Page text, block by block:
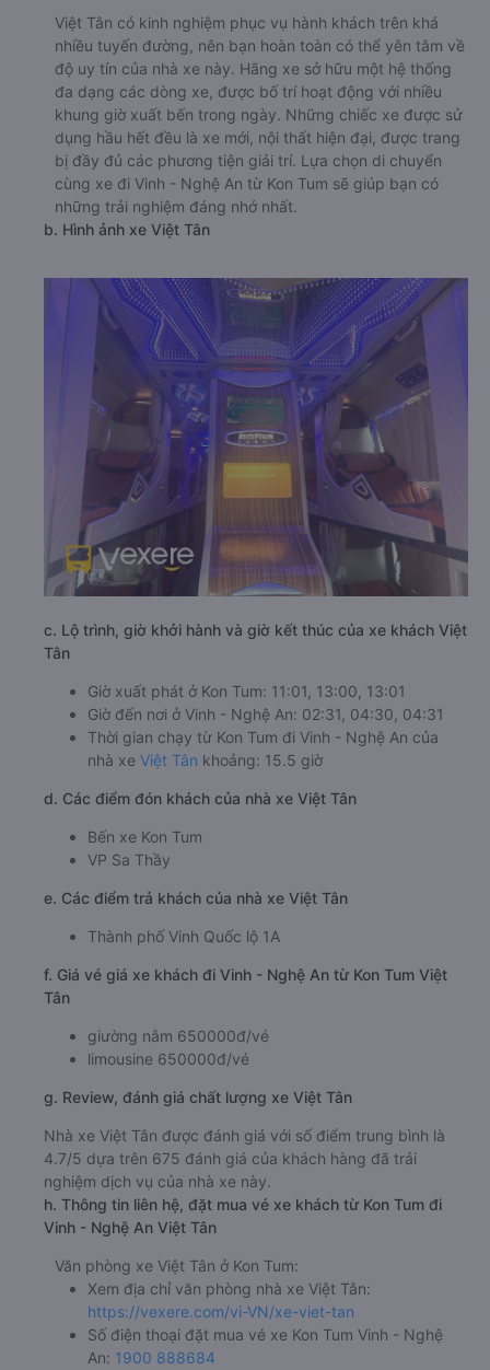
Việt Tân có kinh nghiệm phục vụ hành khách trên khá
nhiều tuyến đường, nên bạn hoàn toàn có thể yên tâm về
độ uy tín của nhà xe này. Hãng xe sở hữu một hệ thống
đa dạng các dòng xe, được bố trí hoạt động với nhiều
khung giờ xuất bến trong ngày. Những chiếc xe được sử
dụng hầu hết đều là xe mới, nội thất hiện đại, được trang
bị đầy đủ các phương tiện giải trí. Lựa chọn di chuyển
cùng xe đi Vinh - Nghệ An từ Kon Tum sẽ giúp bạn có
những trải nghiệm đáng nhớ nhất.
b. Hình ảnh xe Việt Tân
c. Lộ trình, giờ khởi hành và giờ kết thúc của xe khách Việt
Tân
Giờ xuất phát ở Kon Tum: 11:01, 13:00, 13:01
Giờ đến nơi ở Vinh - Nghệ An: 02:31, 04:30, 04:31
Thời gian chạy từ Kon Tum đi Vinh - Nghệ An của
nhà xe Việt Tân khoảng: 15.5 giờ
d. Các điểm đón khách của nhà xe Việt Tân
Bến xe Kon Tum
VP Sa Thầy
e. Các điểm trả khách của nhà xe Việt Tân
Thành phố Vinh Quốc lộ 1A
f. Giá vé giá xe khách đi Vinh - Nghệ An từ Kon Tum Việt
Tân
giường nằm 650000đ/vé
limousine 650000đ/vé
g. Review, đánh giá chất lượng xe Việt Tân
Nhà xe Việt Tân được đánh giá với số điểm trung bình là
4.7/5 dựa trên 675 đánh giá của khách hàng đã trải
nghiệm dịch vụ của nhà xe này.
h. Thông tin liên hệ, đặt mua vé xe khách từ Kon Tum đi
Vinh - Nghệ An Việt Tân
Văn phòng xe Việt Tân ở Kon Tum:
Xem địa chỉ văn phòng nhà xe Việt Tân:
https://vexere.com/vi-VN/xe-viet-tan
Số điện thoại đặt mua vé xe Kon Tum Vinh - Nghệ
An: 1900 888684